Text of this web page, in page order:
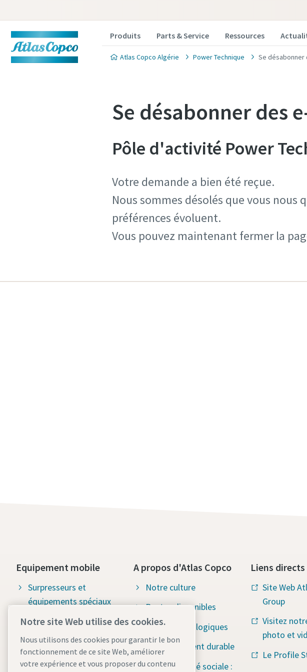
Produits Parts & Service Ressources
Atlas Copco Algérie Power Technique Se désabonner
Se désabonner des
Pôle d'activité Power
Votre demande a bien été reçue.​
Nous sommes désolés que vous
préférences évoluent.
Vous pouvez maintenant fermer la
Equipement mobile
Surpresseurs et
équipements spéciaux
Outils de construction
Pompes d'assèchement
Systèmes de stockage
A propos d'Atlas Copco
Notre culture
Postes disponibles
Solutions écologiques
Développement durable
Responsabilité sociale :
Liens directs
Site Web
Group
Visitez
photo et
Le Profile
Notre site Web utilise des cookies.
Nous utilisons des cookies pour garantir le bon
fonctionnement de ce site Web, améliorer
votre expérience et vous proposer du contenu